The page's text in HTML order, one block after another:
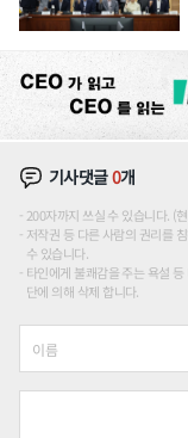
기사댓글0개
200자까지 쓰실 수 있습니다. (
저작권 등 다른 사람의 권리를
수 있습니다.
타인에게 불쾌감을 주는 욕설
단에 의해 삭제 합니다.